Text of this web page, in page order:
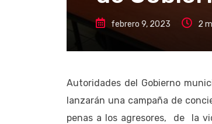
febrero 9, 2023 2
Autoridades del Gobierno
lanzarán una campaña de
penas a los agresores, de la